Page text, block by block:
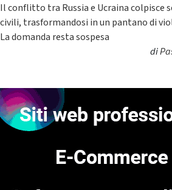
Il conflitto tra Russia e Ucraina colpisce
civili, trasformandosi in un pantano di
La domanda resta sospesa
di